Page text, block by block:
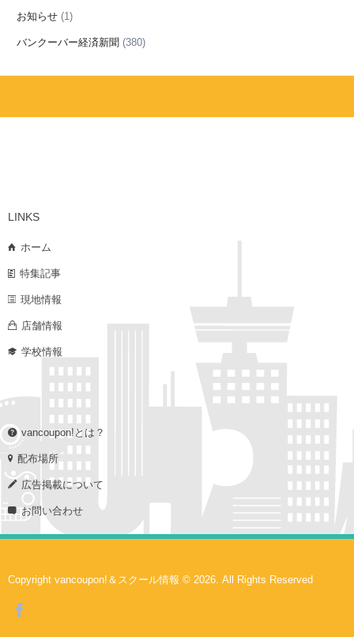
お知らせ (1)
バンクーバー経済新聞 (380)
LINKS
ホーム
特集記事
現地情報
店舗情報
学校情報
vancoupon!とは？
配布場所
広告掲載について
お問い合わせ
Copyright vancoupon!＆スクール情報 © 2026. All Rights Reserved